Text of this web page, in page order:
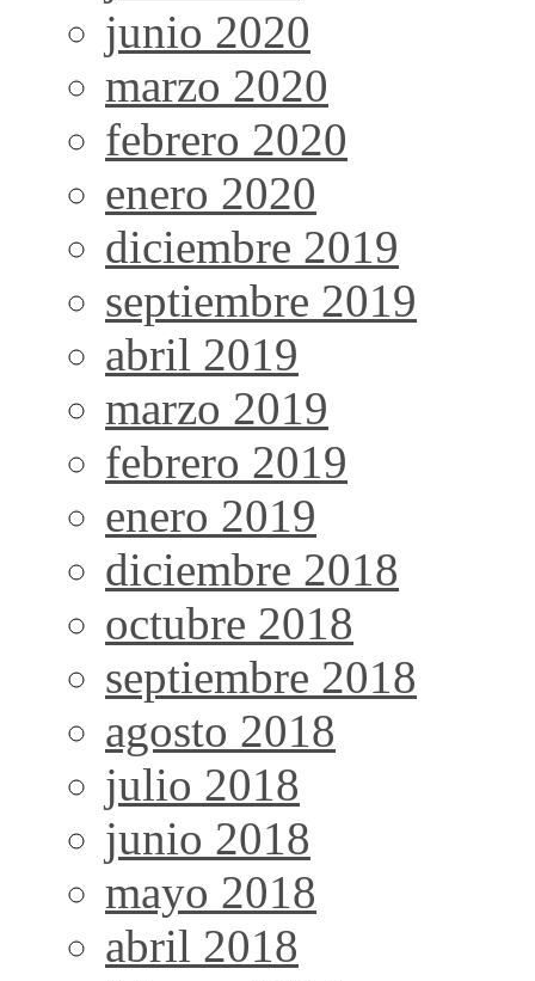
junio 2020
marzo 2020
febrero 2020
enero 2020
diciembre 2019
septiembre 2019
abril 2019
marzo 2019
febrero 2019
enero 2019
diciembre 2018
octubre 2018
septiembre 2018
agosto 2018
julio 2018
junio 2018
mayo 2018
abril 2018